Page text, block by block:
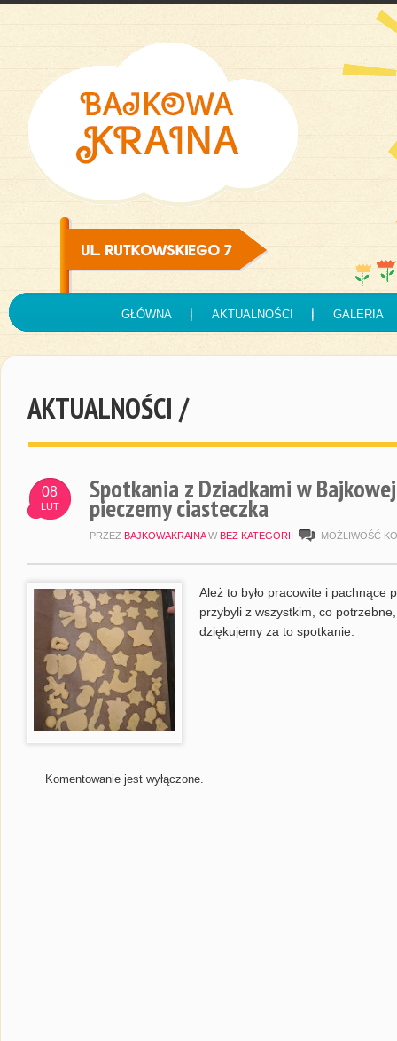
GŁÓWNA AKTUALNOŚCI GALERIA
AKTUALNOŚCI /
08
LUT
Spotkania z Dziadkami w
pieczemy ciasteczka
PRZEZ BAJKOWAKRAINA W BEZ KATEGORII MOŻLIWOŚĆ
Ależ to było pracowite i pachnące
przybyli z wszystkim, co
dziękujemy za to spotkanie.
Komentowanie jest wyłączone.